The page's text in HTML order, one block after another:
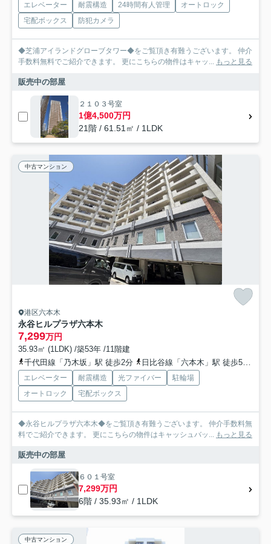
エレベーター 耐震構造 24時間有人管理
オートロック
宅配ボックス
防犯カメラ
◆芝浦アイランドグローブタワー◆をご覧頂き有難うございます。 仲介
手数料無料でご紹介できます。 更にこちらの物件はキャッ... もっと見る
販売中の部屋
２１０３号室
1億4,500万円
21階 / 61.51㎡ / 1LDK
中古マンション
港区六本木
永谷ヒルプラザ六本木
7,299万円
35.93㎡ (1LDK) /築53年 /11階建
千代田線「乃木坂」駅 徒歩2分
日比谷線「六本木」駅 徒歩5分
エレベーター 耐震構造 光ファイバー
駐輪場
オートロック
宅配ボックス
◆永谷ヒルプラザ六本木◆をご覧頂き有難うございます。 仲介手数料無
料でご紹介できます。 更にこちらの物件はキャッシュバッ... もっと見る
販売中の部屋
６０１号室
7,299万円
6階 / 35.93㎡ / 1LDK
中古マンション